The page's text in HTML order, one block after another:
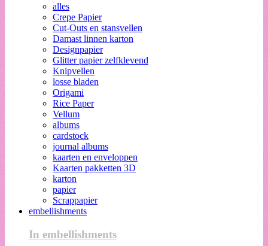
alles
Crepe Papier
Cut-Outs en stansvellen
Damast linnen karton
Designpapier
Glitter papier zelfklevend
Knipvellen
losse bladen
Origami
Rice Paper
Vellum
albums
cardstock
journal albums
kaarten en enveloppen
Kaarten pakketten 3D
karton
papier
Scrappapier
embellishments
In embellishments